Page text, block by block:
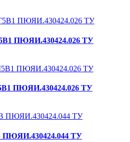
ПЮЯИ.430424.026 ТУ
ПЮЯИ.430424.026 ТУ
ПЮЯИ.430424.044 ТУ